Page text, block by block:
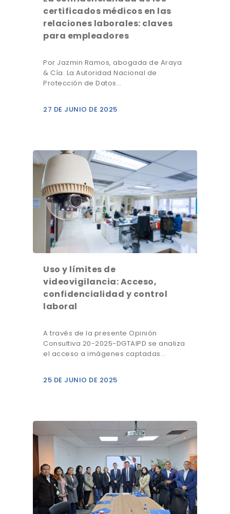
certificados médicos en las
relaciones laborales: claves
para empleadores
Por Jazmin Ramos, abogada de Araya
& Cía. La Autoridad Nacional de
Protección de Datos…
27 DE JUNIO DE 2025
Uso y límites de
videovigilancia: Acceso,
confidencialidad y control
laboral
A través de la presente Opinión
Consultiva 20-2025-DGTAIPD se analiza
el acceso a imágenes captadas…
25 DE JUNIO DE 2025